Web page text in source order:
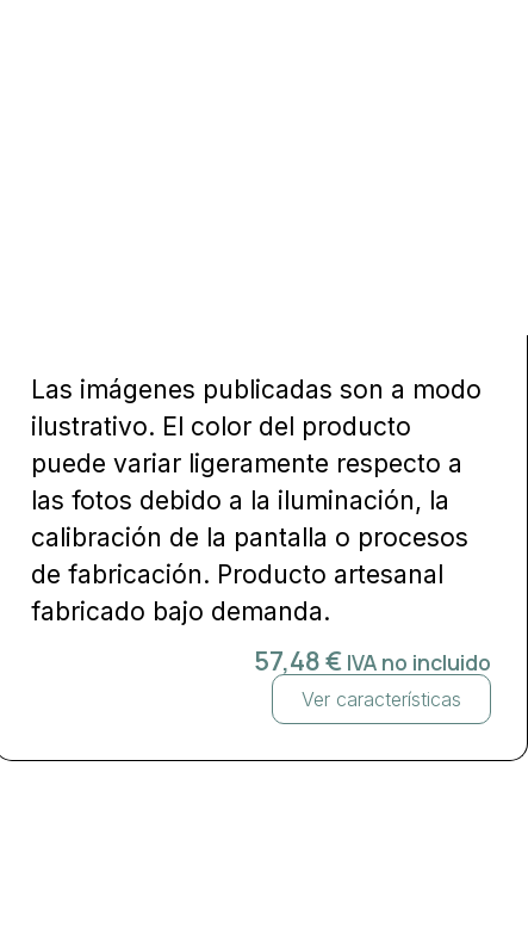
Las imágenes publicadas son a modo
ilustrativo. El color del producto
puede variar ligeramente respecto a
las fotos debido a la iluminación, la
calibración de la pantalla o procesos
de fabricación. Producto artesanal
fabricado bajo demanda.
57,48€ IVA no incluido
Ver características